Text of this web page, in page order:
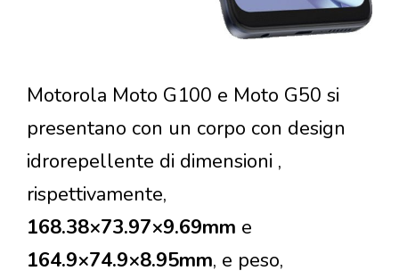
Motorola Moto G100 e Moto G50 si
presentano con un corpo con design
idrorepellente di dimensioni ,
rispettivamente,
168.38×73.97×9.69mm e
164.9×74.9×8.95mm, e peso,